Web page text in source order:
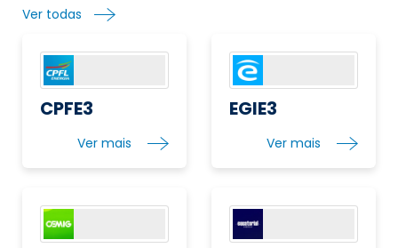
Ver todas
CPFE3
Ver mais
EGIE3
Ver mais